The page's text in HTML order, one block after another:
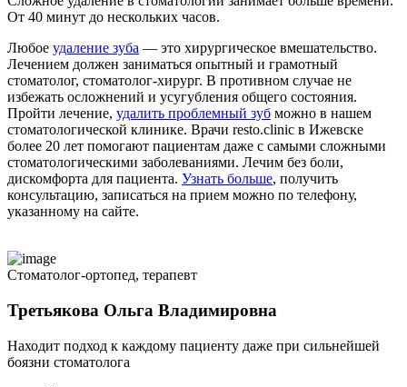
От 40 минут до нескольких часов.
Любое удаление зуба — это хирургическое вмешательство.
Лечением должен заниматься опытный и грамотный
стоматолог, стоматолог-хирург. В противном случае не
избежать осложнений и усугубления общего состояния.
Пройти лечение, удалить проблемный зуб можно в нашем
стоматологической клинике. Врачи resto.clinic в Ижевске
более 20 лет помогают пациентам даже с самыми сложными
стоматологическими заболеваниями. Лечим без боли,
дискомфорта для пациента. Узнать больше, получить
консультацию, записаться на прием можно по телефону,
указанному на сайте.
Стоматолог-ортопед, терапевт
Третьякова Ольга Владимировна
Находит подход к каждому пациенту даже при сильнейшей
боязни стоматолога